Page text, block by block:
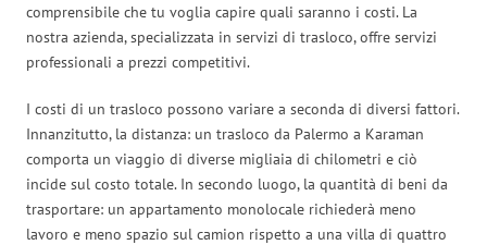
comprensibile che tu voglia capire quali saranno i costi. La
nostra azienda, specializzata in servizi di trasloco, offre servizi
professionali a prezzi competitivi.
I costi di un trasloco possono variare a seconda di diversi fattori.
Innanzitutto, la distanza: un trasloco da Palermo a Karaman
comporta un viaggio di diverse migliaia di chilometri e ciò
incide sul costo totale. In secondo luogo, la quantità di beni da
trasportare: un appartamento monolocale richiederà meno
lavoro e meno spazio sul camion rispetto a una villa di quattro